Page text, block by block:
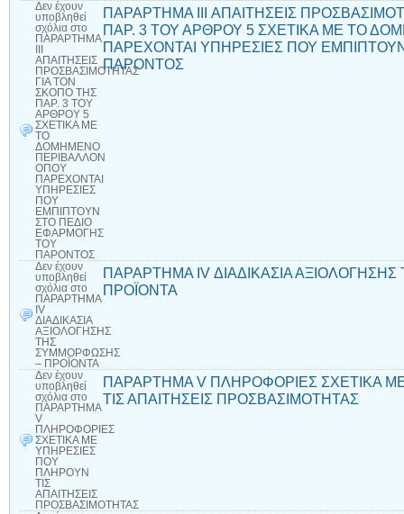
Δεν έχουν
υποβληθεί
σχόλια στο
ΠΑΡΑΡΤΗΜΑ
ΑΠΑΙΤΗΣΕΙΣ
ΠΡΟΣΒΑΣΙΜΟΤΗΤΑΣ
ΓΙΑ ΤΟΝ
ΣΚΟΠΟ ΤΗΣ
ΠΑΡ. 3 ΤΟΥ
ΑΡΘΡΟΥ 5
ΣΧΕΤΙΚΑ ΜΕ
ΤΟ
ΔΟΜΗΜΕΝΟ
ΠΕΡΙΒΑΛΛΟΝ
ΟΠΟΥ
ΠΑΡΕΧΟΝΤΑΙ
ΥΠΗΡΕΣΙΕΣ
ΠΟΥ
ΕΜΠΙΠΤΟΥΝ
ΣΤΟ ΠΕΔΙΟ
ΕΦΑΡΜΟΓΗΣ
ΤΟΥ
ΠΑΡΟΝΤΟΣ
ΠΑΡΑΡΤΗΜΑ III ΑΠΑΙΤΗΣΕΙΣ
ΠΑΡ. 3 ΤΟΥ ΑΡΘΡΟΥ 5 ΣΧΕΤΙΚΑ ΜΕ ΤΟ
ΠΑΡΕΧΟΝΤΑΙ ΥΠΗΡΕΣΙΕΣ ΠΟΥ
ΠΑΡΟΝΤΟΣ
Δεν έχουν
υποβληθεί
σχόλια στο
ΠΑΡΑΡΤΗΜΑ
IV
ΔΙΑΔΙΚΑΣΙΑ
ΑΞΙΟΛΟΓΗΣΗΣ
ΤΗΣ
ΣΥΜΜΟΡΦΩΣΗΣ
– ΠΡΟΪΟΝΤΑ
ΠΑΡΑΡΤΗΜΑ IV ΔΙΑΔΙΚΑΣΙΑ
ΠΡΟΪΟΝΤΑ
Δεν έχουν
υποβληθεί
σχόλια στο
ΠΑΡΑΡΤΗΜΑ
V
ΠΛΗΡΟΦΟΡΙΕΣ
ΣΧΕΤΙΚΑ ΜΕ
ΥΠΗΡΕΣΙΕΣ
ΠΟΥ
ΠΛΗΡΟΥΝ
ΤΙΣ
ΑΠΑΙΤΗΣΕΙΣ
ΠΡΟΣΒΑΣΙΜΟΤΗΤΑΣ
ΠΑΡΑΡΤΗΜΑ V ΠΛΗΡΟΦΟΡΙΕΣ ΣΧΕΤΙΚΑ
ΤΙΣ ΑΠΑΙΤΗΣΕΙΣ ΠΡΟΣΒΑΣΙΜΟΤΗΤΑΣ